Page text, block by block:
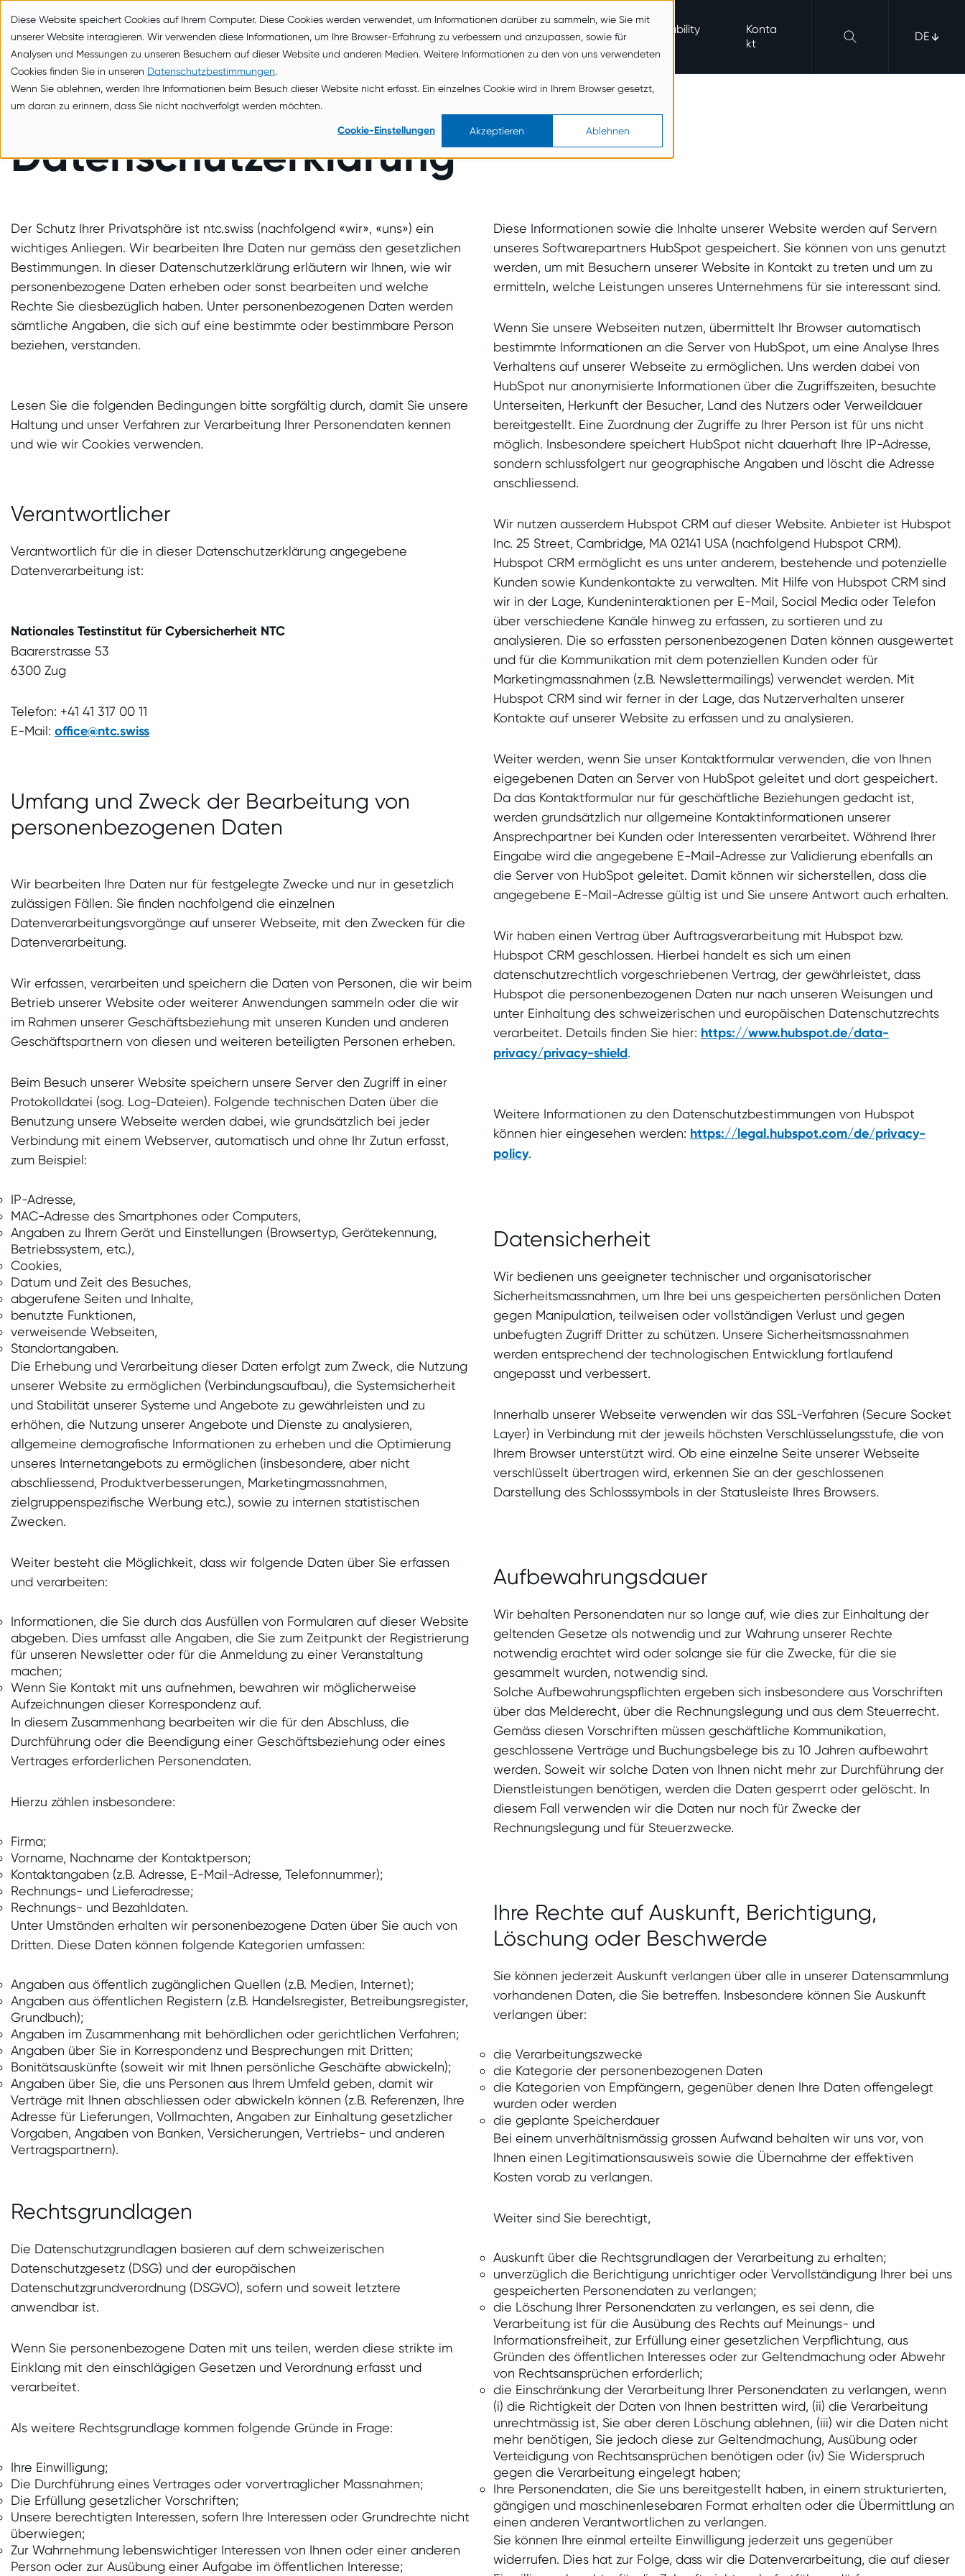
Diese Website speichert Cookies auf Ihrem Computer. Diese Cookies werden verwendet, um Informationen darüber zu sammeln, wie Sie mit
unserer Website interagieren. Wir verwenden diese Informationen, um Ihre Browser-Erfahrung zu verbessern und anzupassen, sowie für
Analysen und Messungen zu unseren Besuchern auf dieser Website und anderen Medien. Weitere Informationen zu den von uns verwendeten
Cookies finden Sie in unseren Datenschutzbestimmungen.
Wenn Sie ablehnen, werden Ihre Informationen beim Besuch dieser Website nicht erfasst. Ein einzelnes Cookie wird in Ihrem Browser gesetzt,
um daran zu erinnern, dass Sie nicht nachverfolgt werden möchten.
Cookie-Einstellungen Akzeptieren Ablehnen
DE
s
uns
Aktuelle
s
Vulnerability
Konta
kt
Datenschutzerklärung
Der Schutz Ihrer Privatsphäre ist ntc.swiss (nachfolgend «wir», «uns») ein
wichtiges Anliegen. Wir bearbeiten Ihre Daten nur gemäss den gesetzlichen
Bestimmungen. In dieser Datenschutzerklärung erläutern wir Ihnen, wie wir
personenbezogene Daten erheben oder sonst bearbeiten und welche
Rechte Sie diesbezüglich haben. Unter personenbezogenen Daten werden
sämtliche Angaben, die sich auf eine bestimmte oder bestimmbare Person
beziehen, verstanden.
Lesen Sie die folgenden Bedingungen bitte sorgfältig durch, damit Sie unsere
Haltung und unser Verfahren zur Verarbeitung Ihrer Personendaten kennen
und wie wir Cookies verwenden.
Verantwortlicher
Verantwortlich für die in dieser Datenschutzerklärung angegebene
Datenverarbeitung ist:
Nationales Testinstitut für Cybersicherheit NTC
Baarerstrasse 53
6300 Zug
Telefon: +41 41 317 00 11
E-Mail: office@ntc.swiss
Umfang und Zweck der Bearbeitung von
personenbezogenen Daten
Wir bearbeiten Ihre Daten nur für festgelegte Zwecke und nur in gesetzlich
zulässigen Fällen. Sie finden nachfolgend die einzelnen
Datenverarbeitungsvorgänge auf unserer Webseite, mit den Zwecken für die
Datenverarbeitung.
Wir erfassen, verarbeiten und speichern die Daten von Personen, die wir beim
Betrieb unserer Website oder weiterer Anwendungen sammeln oder die wir
im Rahmen unserer Geschäftsbeziehung mit unseren Kunden und anderen
Geschäftspartnern von diesen und weiteren beteiligten Personen erheben.
Beim Besuch unserer Website speichern unsere Server den Zugriff in einer
Protokolldatei (sog. Log-Dateien). Folgende technischen Daten über die
Benutzung unsere Webseite werden dabei, wie grundsätzlich bei jeder
Verbindung mit einem Webserver, automatisch und ohne Ihr Zutun erfasst,
zum Beispiel:
IP-Adresse,
MAC-Adresse des Smartphones oder Computers,
Angaben zu Ihrem Gerät und Einstellungen (Browsertyp, Gerätekennung,
Betriebssystem, etc.),
Cookies,
Datum und Zeit des Besuches,
abgerufene Seiten und Inhalte,
benutzte Funktionen,
verweisende Webseiten,
Standortangaben.
Die Erhebung und Verarbeitung dieser Daten erfolgt zum Zweck, die Nutzung
unserer Website zu ermöglichen (Verbindungsaufbau), die Systemsicherheit
und Stabilität unserer Systeme und Angebote zu gewährleisten und zu
erhöhen, die Nutzung unserer Angebote und Dienste zu analysieren,
allgemeine demografische Informationen zu erheben und die Optimierung
unseres Internetangebots zu ermöglichen (insbesondere, aber nicht
abschliessend, Produktverbesserungen, Marketingmassnahmen,
zielgruppenspezifische Werbung etc.), sowie zu internen statistischen
Zwecken.
Weiter besteht die Möglichkeit, dass wir folgende Daten über Sie erfassen
und verarbeiten:
Informationen, die Sie durch das Ausfüllen von Formularen auf dieser Website
abgeben. Dies umfasst alle Angaben, die Sie zum Zeitpunkt der Registrierung
für unseren Newsletter oder für die Anmeldung zu einer Veranstaltung
machen;
Wenn Sie Kontakt mit uns aufnehmen, bewahren wir möglicherweise
Aufzeichnungen dieser Korrespondenz auf.
In diesem Zusammenhang bearbeiten wir die für den Abschluss, die
Durchführung oder die Beendigung einer Geschäftsbeziehung oder eines
Vertrages erforderlichen Personendaten.
Hierzu zählen insbesondere:
Firma;
Vorname, Nachname der Kontaktperson;
Kontaktangaben (z.B. Adresse, E-Mail-Adresse, Telefonnummer);
Rechnungs- und Lieferadresse;
Rechnungs- und Bezahldaten.
Unter Umständen erhalten wir personenbezogene Daten über Sie auch von
Dritten. Diese Daten können folgende Kategorien umfassen:
Angaben aus öffentlich zugänglichen Quellen (z.B. Medien, Internet);
Angaben aus öffentlichen Registern (z.B. Handelsregister, Betreibungsregister,
Grundbuch);
Angaben im Zusammenhang mit behördlichen oder gerichtlichen Verfahren;
Angaben über Sie in Korrespondenz und Besprechungen mit Dritten;
Bonitätsauskünfte (soweit wir mit Ihnen persönliche Geschäfte abwickeln);
Angaben über Sie, die uns Personen aus Ihrem Umfeld geben, damit wir
Verträge mit Ihnen abschliessen oder abwickeln können (z.B. Referenzen, Ihre
Adresse für Lieferungen, Vollmachten, Angaben zur Einhaltung gesetzlicher
Vorgaben, Angaben von Banken, Versicherungen, Vertriebs- und anderen
Vertragspartnern).
Rechtsgrundlagen
Die Datenschutzgrundlagen basieren auf dem schweizerischen
Datenschutzgesetz (DSG) und der europäischen
Datenschutzgrundverordnung (DSGVO), sofern und soweit letztere
anwendbar ist.
Wenn Sie personenbezogene Daten mit uns teilen, werden diese strikte im
Einklang mit den einschlägigen Gesetzen und Verordnung erfasst und
verarbeitet.
Als weitere Rechtsgrundlage kommen folgende Gründe in Frage:
Ihre Einwilligung;
Die Durchführung eines Vertrages oder vorvertraglicher Massnahmen;
Die Erfüllung gesetzlicher Vorschriften;
Unsere berechtigten Interessen, sofern Ihre Interessen oder Grundrechte nicht
überwiegen;
Zur Wahrnehmung lebenswichtiger Interessen von Ihnen oder einer anderen
Person oder zur Ausübung einer Aufgabe im öffentlichen Interesse;
Diese Informationen sowie die Inhalte unserer Website werden auf Servern
unseres Softwarepartners HubSpot gespeichert. Sie können von uns genutzt
werden, um mit Besuchern unserer Website in Kontakt zu treten und um zu
ermitteln, welche Leistungen unseres Unternehmens für sie interessant sind.
Wenn Sie unsere Webseiten nutzen, übermittelt Ihr Browser automatisch
bestimmte Informationen an die Server von HubSpot, um eine Analyse Ihres
Verhaltens auf unserer Webseite zu ermöglichen. Uns werden dabei von
HubSpot nur anonymisierte Informationen über die Zugriffszeiten, besuchte
Unterseiten, Herkunft der Besucher, Land des Nutzers oder Verweildauer
bereitgestellt. Eine Zuordnung der Zugriffe zu Ihrer Person ist für uns nicht
möglich. Insbesondere speichert HubSpot nicht dauerhaft Ihre IP-Adresse,
sondern schlussfolgert nur geographische Angaben und löscht die Adresse
anschliessend.
Wir nutzen ausserdem Hubspot CRM auf dieser Website. Anbieter ist Hubspot
Inc. 25 Street, Cambridge, MA 02141 USA (nachfolgend Hubspot CRM).
Hubspot CRM ermöglicht es uns unter anderem, bestehende und potenzielle
Kunden sowie Kundenkontakte zu verwalten. Mit Hilfe von Hubspot CRM sind
wir in der Lage, Kundeninteraktionen per E-Mail, Social Media oder Telefon
über verschiedene Kanäle hinweg zu erfassen, zu sortieren und zu
analysieren. Die so erfassten personenbezogenen Daten können ausgewertet
und für die Kommunikation mit dem potenziellen Kunden oder für
Marketingmassnahmen (z.B. Newslettermailings) verwendet werden. Mit
Hubspot CRM sind wir ferner in der Lage, das Nutzerverhalten unserer
Kontakte auf unserer Website zu erfassen und zu analysieren.
Weiter werden, wenn Sie unser Kontaktformular verwenden, die von Ihnen
eigegebenen Daten an Server von HubSpot geleitet und dort gespeichert.
Da das Kontaktformular nur für geschäftliche Beziehungen gedacht ist,
werden grundsätzlich nur allgemeine Kontaktinformationen unserer
Ansprechpartner bei Kunden oder Interessenten verarbeitet. Während Ihrer
Eingabe wird die angegebene E-Mail-Adresse zur Validierung ebenfalls an
die Server von HubSpot geleitet. Damit können wir sicherstellen, dass die
angegebene E-Mail-Adresse gültig ist und Sie unsere Antwort auch erhalten.
Wir haben einen Vertrag über Auftragsverarbeitung mit Hubspot bzw.
Hubspot CRM geschlossen. Hierbei handelt es sich um einen
datenschutzrechtlich vorgeschriebenen Vertrag, der gewährleistet, dass
Hubspot die personenbezogenen Daten nur nach unseren Weisungen und
unter Einhaltung des schweizerischen und europäischen Datenschutzrechts
verarbeitet. Details finden Sie hier: https://www.hubspot.de/data-
privacy/privacy-shield.
Weitere Informationen zu den Datenschutzbestimmungen von Hubspot
können hier eingesehen werden: https://legal.hubspot.com/de/privacy-
policy.
Datensicherheit
Wir bedienen uns geeigneter technischer und organisatorischer
Sicherheitsmassnahmen, um Ihre bei uns gespeicherten persönlichen Daten
gegen Manipulation, teilweisen oder vollständigen Verlust und gegen
unbefugten Zugriff Dritter zu schützen. Unsere Sicherheitsmassnahmen
werden entsprechend der technologischen Entwicklung fortlaufend
angepasst und verbessert.
Innerhalb unserer Webseite verwenden wir das SSL-Verfahren (Secure Socket
Layer) in Verbindung mit der jeweils höchsten Verschlüsselungsstufe, die von
Ihrem Browser unterstützt wird. Ob eine einzelne Seite unserer Webseite
verschlüsselt übertragen wird, erkennen Sie an der geschlossenen
Darstellung des Schlosssymbols in der Statusleiste Ihres Browsers.
Aufbewahrungsdauer
Wir behalten Personendaten nur so lange auf, wie dies zur Einhaltung der
geltenden Gesetze als notwendig und zur Wahrung unserer Rechte
notwendig erachtet wird oder solange sie für die Zwecke, für die sie
gesammelt wurden, notwendig sind.
Solche Aufbewahrungspflichten ergeben sich insbesondere aus Vorschriften
über das Melderecht, über die Rechnungslegung und aus dem Steuerrecht.
Gemäss diesen Vorschriften müssen geschäftliche Kommunikation,
geschlossene Verträge und Buchungsbelege bis zu 10 Jahren aufbewahrt
werden. Soweit wir solche Daten von Ihnen nicht mehr zur Durchführung der
Dienstleistungen benötigen, werden die Daten gesperrt oder gelöscht. In
diesem Fall verwenden wir die Daten nur noch für Zwecke der
Rechnungslegung und für Steuerzwecke.
Ihre Rechte auf Auskunft, Berichtigung,
Löschung oder Beschwerde
Sie können jederzeit Auskunft verlangen über alle in unserer Datensammlung
vorhandenen Daten, die Sie betreffen. Insbesondere können Sie Auskunft
verlangen über:
die Verarbeitungszwecke
die Kategorie der personenbezogenen Daten
die Kategorien von Empfängern, gegenüber denen Ihre Daten offengelegt
wurden oder werden
die geplante Speicherdauer
Bei einem unverhältnismässig grossen Aufwand behalten wir uns vor, von
Ihnen einen Legitimationsausweis sowie die Übernahme der effektiven
Kosten vorab zu verlangen.
Weiter sind Sie berechtigt,
Auskunft über die Rechtsgrundlagen der Verarbeitung zu erhalten;
unverzüglich die Berichtigung unrichtiger oder Vervollständigung Ihrer bei uns
gespeicherten Personendaten zu verlangen;
die Löschung Ihrer Personendaten zu verlangen, es sei denn, die
Verarbeitung ist für die Ausübung des Rechts auf Meinungs- und
Informationsfreiheit, zur Erfüllung einer gesetzlichen Verpflichtung, aus
Gründen des öffentlichen Interesses oder zur Geltendmachung oder Abwehr
von Rechtsansprüchen erforderlich;
die Einschränkung der Verarbeitung Ihrer Personendaten zu verlangen, wenn
(i) die Richtigkeit der Daten von Ihnen bestritten wird, (ii) die Verarbeitung
unrechtmässig ist, Sie aber deren Löschung ablehnen, (iii) wir die Daten nicht
mehr benötigen, Sie jedoch diese zur Geltendmachung, Ausübung oder
Verteidigung von Rechtsansprüchen benötigen oder (iv) Sie Widerspruch
gegen die Verarbeitung eingelegt haben;
Ihre Personendaten, die Sie uns bereitgestellt haben, in einem strukturierten,
gängigen und maschinenlesebaren Format erhalten oder die Übermittlung an
einen anderen Verantwortlichen zu verlangen.
Sie können Ihre einmal erteilte Einwilligung jederzeit uns gegenüber
widerrufen. Dies hat zur Folge, dass wir die Datenverarbeitung, die auf dieser